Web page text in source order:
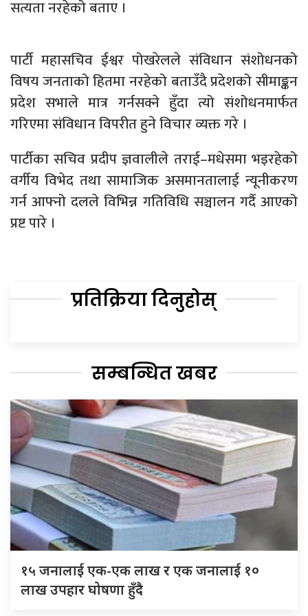
सत्यता नरहेको बताए ।
पार्टी महासचिव ईश्वर पोखरेलले संविधान संशोधनको
विषय जनताको हितमा नरहेको बताउँदै प्रदेशको सीमाङ्कन
प्रदेश सभाले मात्र गर्नसक्ने हुँदा त्यो संशोधनमार्फत
गरिएमा संविधान विपरीत हुने विचार व्यक्त गरे ।
पार्टीका सचिव प्रदीप ज्ञवालीले तराई–मधेसमा भइरहेको
वर्गीय विभेद तथा सामाजिक असमानतालाई न्यूनीकरण
गर्न आफ्नो दलले विभिन्न गतिविधि सञ्चालन गर्दै आएको
प्रष्ट पारे ।
प्रतिक्रिया दिनुहोस्
सम्बन्धित खबर
१५ जनालाई एक-एक लाख र एक जनालाई १०
लाख उपहार घोषणा हुँदै